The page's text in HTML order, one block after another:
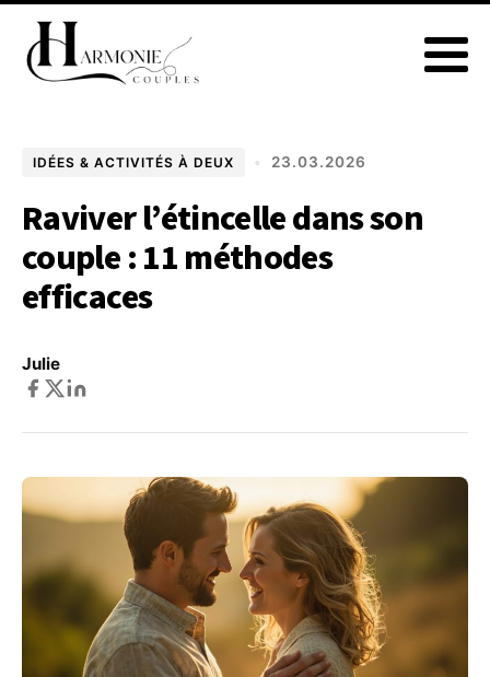
IDÉES & ACTIVITÉS À DEUX • 23.03.2026
Raviver l’étincelle dans son
couple : 11 méthodes
efficaces
Julie